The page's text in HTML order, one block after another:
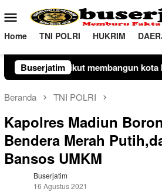
ke
konten
Menu
Mobile
Home TNI POLRI HUKRIM
Buserjatim
kota kediri Plt Camat
Beranda TNI POLRI
Kapolres Madiun
Bendera Merah
Bansos UMKM
Buserjatim
16 Agustus 2021